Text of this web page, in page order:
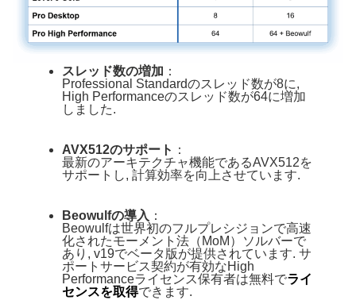
スレッド数の増加 ：
Professional Standardのスレッド数が8に,
High Performanceのスレッド数が64に増加
しました.
AVX512のサポート ：
最新のアーキテクチャ機能であるAVX512を
サポートし, 計算効率を向上させています.
Beowulfの導入 ：
Beowulfは世界初のフルプレシジョンで高速
化されたモーメント法（MoM）ソルバーで
あり, v19でベータ版が提供されています. サ
ポートサービス契約が有効なHigh
Performanceライセンス保有者は無料でライ
センスを取得できます.